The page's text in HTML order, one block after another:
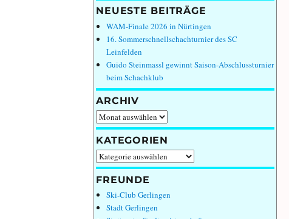
NEUESTE BEITRÄGE
WAM-Finale 2026 in Nürtingen
16. Sommerschnellschachturnier des SC
Leinfelden
Guido Steinmassl gewinnt Saison-Abschlussturnier
beim Schachklub
ARCHIV
Archiv
KATEGORIEN
Kategorien
FREUNDE
Ski-Club Gerlingen
Stadt Gerlingen